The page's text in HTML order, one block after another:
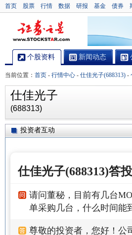
首页 股票 行情 数据 研报 基金 债券
个股资料 新闻动态
当前位置： 首页 - 行情中心 - 仕佳光子(688313) -
仕佳光子
(688313)
投资者互动
仕佳光子(688313)答
请问董秘，目前有几台
单采购几台，什么时间能
尊敬的投资者，您好！公